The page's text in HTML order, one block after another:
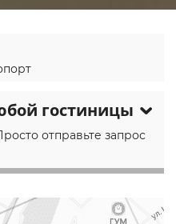
гостиницы
отправьте запрос